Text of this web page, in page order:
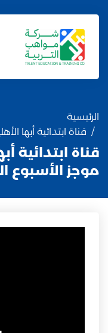
الرئيسية
قناة ابتدائية أبها
قناة ابتدائية
موجز الأسبوع